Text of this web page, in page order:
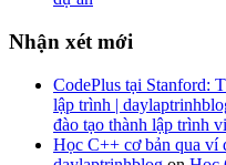
Nhận xét mới
CodePlus tại Stanford:
lập trình |
đào tạo thành lập trình
Học C++ cơ bản qua ví